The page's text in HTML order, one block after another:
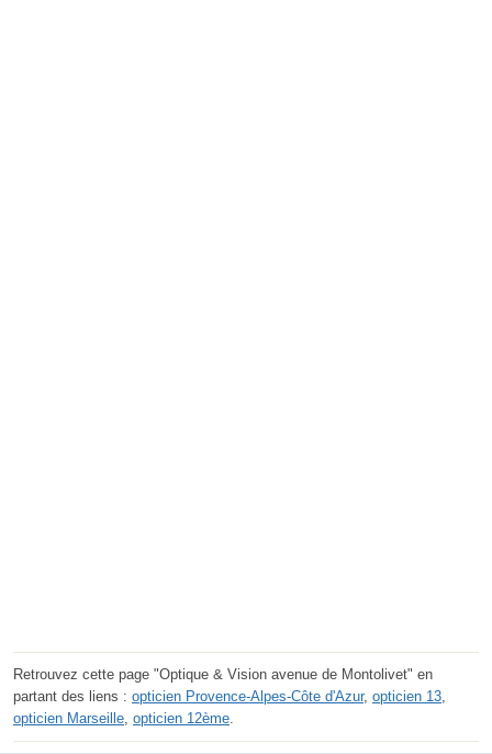
Retrouvez cette page "Optique & Vision avenue de Montolivet" en
partant des liens : opticien Provence-Alpes-Côte d'Azur, opticien 13
opticien Marseille opticien 12ème